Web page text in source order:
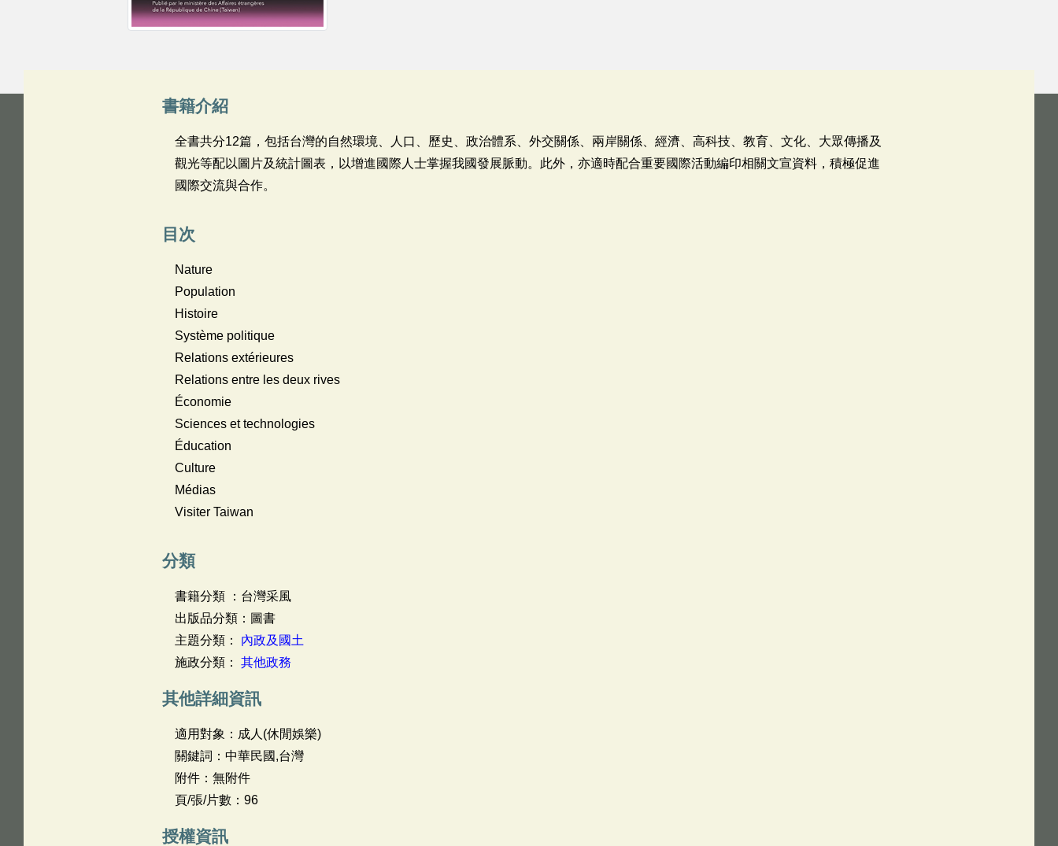
書籍介紹
全書共分12篇，包括台灣的自然環境、人口、歷史、政治體系、外交關係、兩岸關係、經濟、高科技、教育、文化、大眾傳播及
觀光等配以圖片及統計圖表，以增進國際人士掌握我國發展脈動。此外，亦適時配合重要國際活動編印相關文宣資料，積極促進
國際交流與合作。
目次
Nature
Population
Histoire
Système politique
Relations extérieures
Relations entre les deux rives
Économie
Sciences et technologies
Éducation
Culture
Médias
Visiter Taiwan
分類
書籍分類 ：台灣采風
出版品分類：圖書
主題分類： 內政及國土
施政分類： 其他政務
其他詳細資訊
適用對象：成人(休閒娛樂)
關鍵詞：中華民國,台灣
附件：無附件
頁/張/片數：96
授權資訊